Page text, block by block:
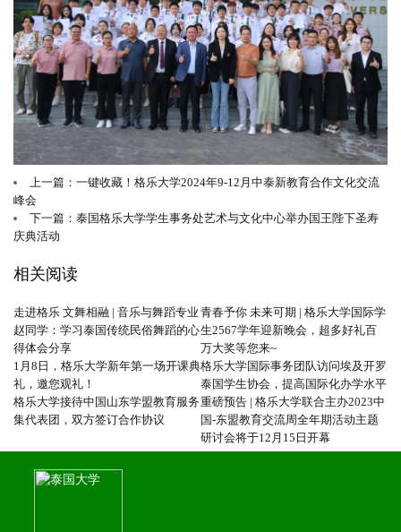
上一篇：一键收藏！格乐大学2024年9-12月中泰新教育合作文化交流
峰会
下一篇：泰国格乐大学学生事务处艺术与文化中心举办国王陛下圣寿
庆典活动
相关阅读
走进格乐 文舞相融 | 音乐与舞蹈专业
赵同学：学习泰国传统民俗舞蹈的心
得体会分享
青春予你 未来可期 | 格乐大学国际学
生2567学年迎新晚会，超多好礼百
万大奖等您来~
1月8日，格乐大学新年第一场开课典
礼，邀您观礼！
格乐大学国际事务团队访问埃及开罗
泰国学生协会，提高国际化办学水平
格乐大学接待中国山东学盟教育服务
集代表团，双方签订合作协议
重磅预告 | 格乐大学联合主办2023中
国-东盟教育交流周全年期活动主题
研讨会将于12月15日开幕